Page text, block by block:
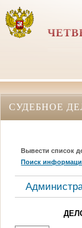
СУДЕБНОЕ
Вывести список
Поиск